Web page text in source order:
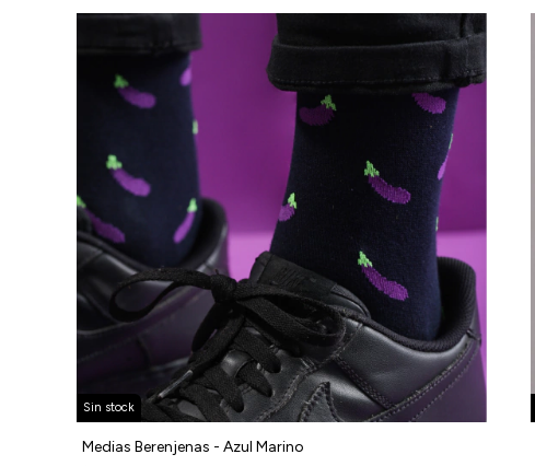
Sin stock
Medias Berenjenas - Azul Marino